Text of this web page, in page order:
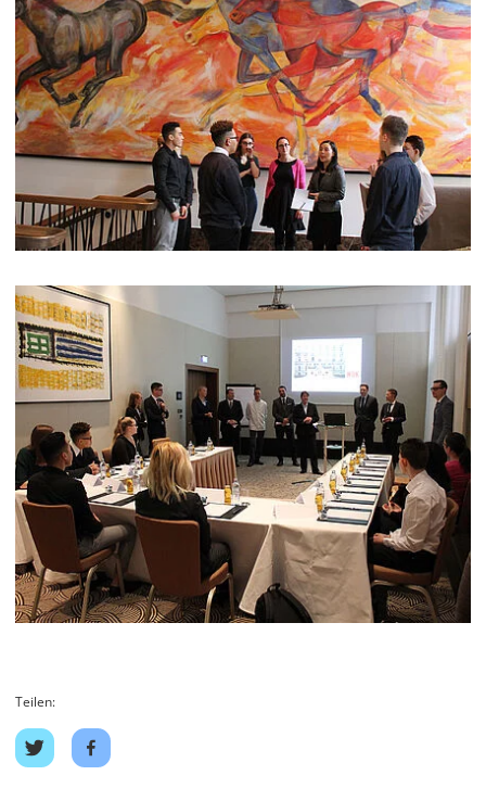
Teilen:
Auf
Twitter
Auf
Facebook